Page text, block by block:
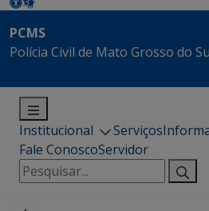
PCMS
Polícia Civil de Mato Grosso do
Institucional Serviços
Fale ConoscoServidor
Pesquisar
por: